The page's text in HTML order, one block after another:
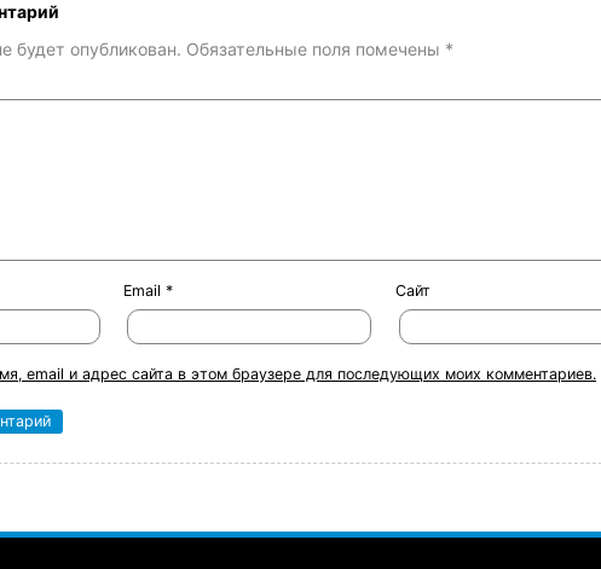
будет опубликован. Обязательные поля помечены *
Email* Сайт
email и адрес сайта в этом браузере для последующих моих комментариев.